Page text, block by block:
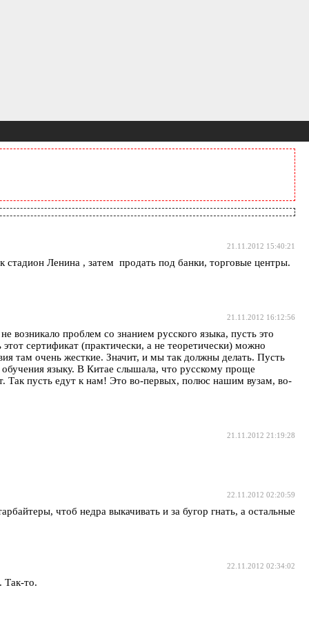
21.11.2012 15:40:21
Ленина , затем продать под банки, торговые центры.
21.11.2012 16:12:56
проблем со знанием русского языка, пусть это
сертификат (практически, а не теоретически) можно
там очень жесткие. Значит, и мы так должны делать. Пусть
языку. В Китае слышала, что русскому проще
Так пусть едут к нам! Это во-первых, полюс нашим вузам, во-
21.11.2012 21:19:28
22.11.2012 02:20:59
чтоб недра выкачивать и за бугор гнать, а остальные
22.11.2012 02:34:02
Так-то.